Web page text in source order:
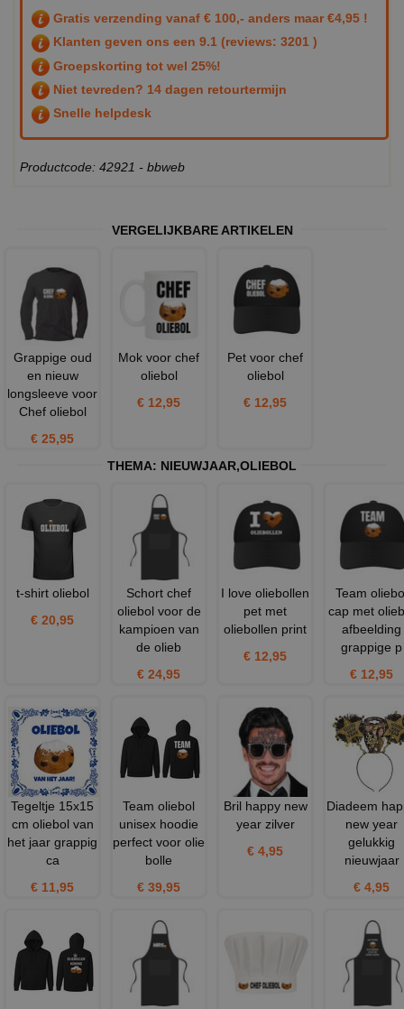
Gratis verzending vanaf € 100,- anders maar €4,95 !
Klanten geven ons een 9.1 (reviews: 3201 )
Groepskorting tot wel 25%!
Niet tevreden? 14 dagen retourtermijn
Snelle helpdesk
Productcode: 42921 - bbweb
VERGELIJKBARE ARTIKELEN
Grappige oud
en nieuw
longsleeve voor
Chef oliebol
€ 25,95
Mok voor chef
oliebol
€ 12,95
Pet voor chef
oliebol
€ 12,95
THEMA: NIEUWJAAR,OLIEBOL
t-shirt oliebol
€ 20,95
Schort chef
oliebol voor de
kampioen van
de olieb
€ 24,95
I love oliebollen
pet met
oliebollen print
€ 12,95
Team
cap met
afbeelding
grappige p
€ 12,95
Tegeltje 15x15
cm oliebol van
het jaar grappig
ca
€ 11,95
Team oliebol
unisex hoodie
perfect voor olie
bolle
€ 39,95
Bril happy new
year zilver
€ 4,95
Diadeem
new year
gelukkig
nieuwjaar
€ 4,95